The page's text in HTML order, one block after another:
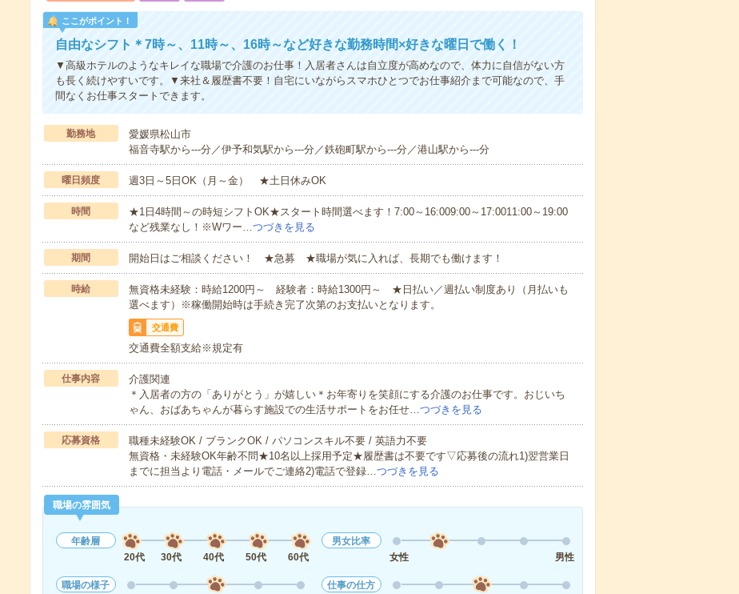
ここがポイント！
自由なシフト＊7時～、11時～、16時～など好きな勤務時間×好きな曜日で働く！
▼高級ホテルのようなキレイな職場で介護のお仕事！入居者さんは自立度が高めなので、体力に自信がない方
も長く続けやすいです。▼来社＆履歴書不要！自宅にいながらスマホひとつでお仕事紹介まで可能なので、手
間なくお仕事スタートできます。
勤務地
愛媛県松山市
福音寺駅から---分／伊予和気駅から---分／鉄砲町駅から---分／港山駅から---分
曜日頻度 週3日～5日OK（月～金） ★土日休みOK
時間
★1日4時間～の時短シフトOK★スタート時間選べます！7:00～16:009:00～17:0011:00～19:00
など残業なし！※Wワー…つづきを見る
期間 開始日はご相談ください！ ★急募 ★職場が気に入れば、長期でも働けます！
時給
無資格未経験：時給1200円～ 経験者：時給1300円～ ★日払い／週払い制度あり（月払いも
選べます）※稼働開始時は手続き完了次第のお支払いとなります。
交通費
交通費全額支給※規定有
仕事内容
介護関連
＊入居者の方の「ありがとう」が嬉しい＊お年寄りを笑顔にする介護のお仕事です。おじいち
ゃん、おばあちゃんが暮らす施設での生活サポートをお任せ…つづきを見る
応募資格
職種未経験OK / ブランクOK / パソコンスキル不要 / 英語力不要
無資格・未経験OK年齢不問★10名以上採用予定★履歴書は不要です▽応募後の流れ1)翌営業日
までに担当より電話・メールでご連絡2)電話で登録…つづきを見る
職場の雰囲気
年齢層
20代
30代 40代 50代 60代
男女比率
女性
男性
職場の様子
仕事の仕方